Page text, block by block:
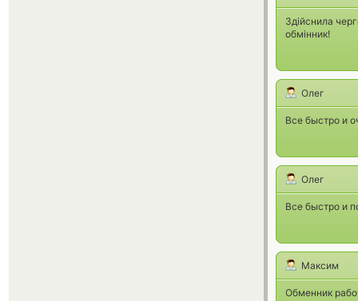
Здійснила
обмінник!
Олег
Все быстро и
Олег
Все быстро и
Максим
Обменник